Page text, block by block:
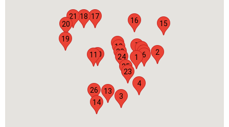
1
2
3
4
5
6
789
10
11
12
13
14
15
16
17
18
19
20
21
22
23
24
25
26